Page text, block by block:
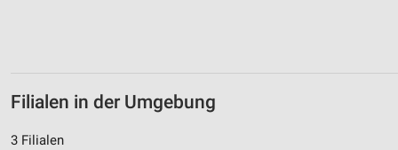
Filialen in der Umgebung
3 Filialen
Messung der Performance von Inhalten
Analyse von Zielgruppen durch Statistiken oder